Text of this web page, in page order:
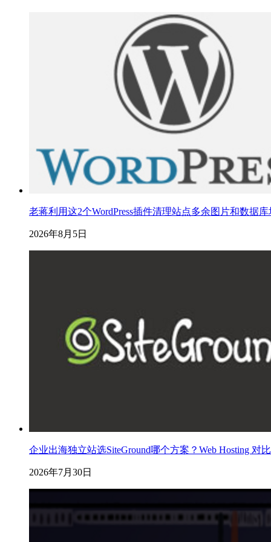
老蒋利用这2个WordPress插件清理站点多余图片和数据
2026年8月5日
企业出海独立站选SiteGround哪个方案？Web Hosting 对比
2026年7月30日